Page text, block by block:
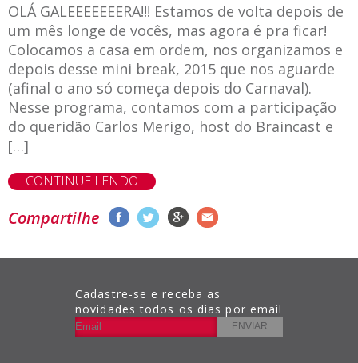
OLÁ GALEEEEEEERA!!! Estamos de volta depois de
um mês longe de vocês, mas agora é pra ficar!
Colocamos a casa em ordem, nos organizamos e
depois desse mini break, 2015 que nos aguarde
(afinal o ano só começa depois do Carnaval).
Nesse programa, contamos com a participação
do queridão Carlos Merigo, host do Braincast e
[…]
CONTINUE LENDO
Compartilhe
Cadastre-se e receba as
novidades todos os dias por email